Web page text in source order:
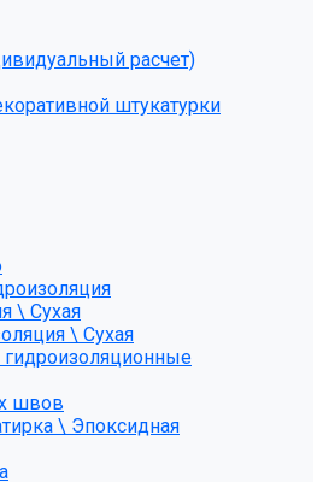
расчет)
штукатурки
\ Сухая
\ Сухая
швов
\ Эпоксидная